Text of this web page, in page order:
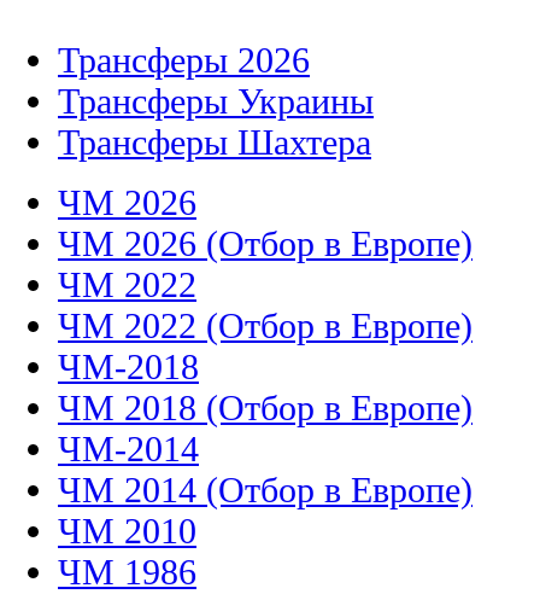
Трансферы 2026
Трансферы Украины
Трансферы Шахтера
ЧМ 2026
ЧМ 2026 (Отбор в Европе)
ЧМ 2022
ЧМ 2022 (Отбор в Европе)
ЧМ-2018
ЧМ 2018 (Отбор в Европе)
ЧМ-2014
ЧМ 2014 (Отбор в Европе)
ЧМ 2010
ЧМ 1986